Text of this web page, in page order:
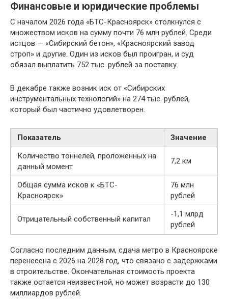
Финансовые и юридические проблемы
С началом 2026 года «БТС-Красноярск» столкнулся с
множеством исков на сумму почти 76 млн рублей. Среди
истцов — «Сибирский бетон», «Красноярский завод
строп» и другие. Один из исков был проигран, и суд
обязал выплатить 752 тыс. рублей за поставку.
В декабре также возник иск от «Сибирских
инструментальных технологий» на 274 тыс. рублей,
который был частично удовлетворен.
Показатель
Значение
Количество тоннелей, проложенных на
данный момент
7,2 км
Общая сумма исков к «БТС-
Красноярск»
76 млн
рублей
Отрицательный собственный капитал
-1,1 млрд
рублей
Согласно последним данным, сдача метро в Красноярске
перенесена с 2026 на 2028 год, что связано с задержками
в строительстве. Окончательная стоимость проекта
также остается неизвестной, но может возрасти до 130
миллиардов рублей.